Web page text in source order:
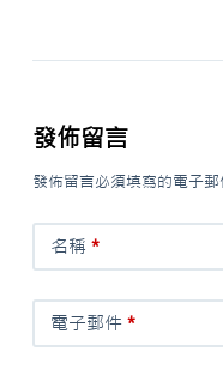
發佈留言
發佈留言必須填寫的電子郵
名稱 *
電子郵件*